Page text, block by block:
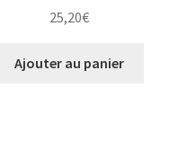
25,20€
Ajouter au panier